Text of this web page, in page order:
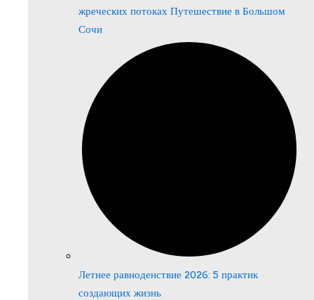
жреческих потоках Путешествие в Большом
Сочи
Летнее равноденствие 2026: 5 практик
создающих жизнь